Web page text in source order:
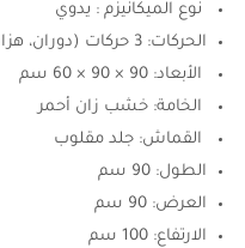
نوع الميكانيزم : يدوي
الحركات: 3 حركات (دوران، هزاز، شيزلونج سرير)
الأبعاد: 90 × 90 × 60 سم
الخامة: خشب زان أحمر
القماش: جلد مقلوب
الطول: 90 سم
العرض: 90 سم
الارتفاع: 100 سم